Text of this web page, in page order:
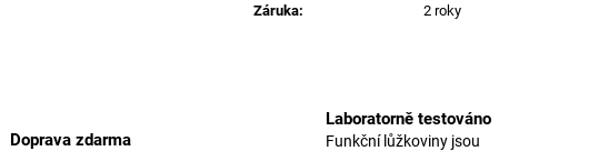
Záruka: 2 roky
Doprava zdarma
Laboratorně testováno
Funkční lůžkoviny jsou